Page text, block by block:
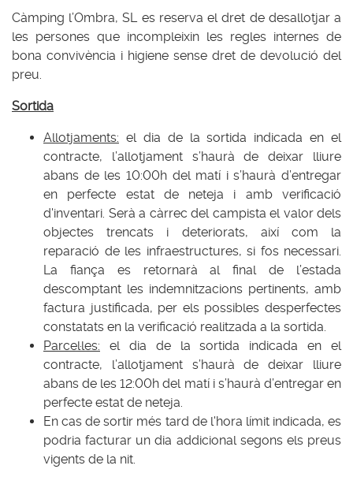
Càmping l’Ombra, SL es reserva el dret de desallotjar a
les persones que incompleixin les regles internes de
bona convivència i higiene sense dret de devolució del
preu.
Sortida
Allotjaments: el dia de la sortida indicada en el
contracte, l’allotjament s’haurà de deixar lliure
abans de les 10:00h del matí i s’haurà d’entregar
en perfecte estat de neteja i amb verificació
d'inventari. Serà a càrrec del campista el valor dels
objectes trencats i deteriorats, així com la
reparació de les infraestructures, si fos necessari.
La fiança es retornarà al final de l’estada
descomptant les indemnitzacions pertinents, amb
factura justificada, per els possibles desperfectes
constatats en la verificació realitzada a la sortida.
Parcel·les: el dia de la sortida indicada en el
contracte, l’allotjament s’haurà de deixar lliure
abans de les 12:00h del matí i s’haurà d’entregar en
perfecte estat de neteja.
En cas de sortir més tard de l'hora límit indicada, es
podria facturar un dia addicional segons els preus
vigents de la nit.